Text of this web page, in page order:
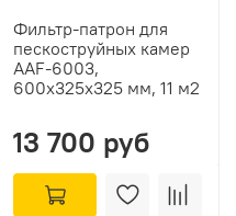
Фильтр-патрон для
пескоструйных камер
AAF-6003,
600х325х325 мм, 11 м2
13 700 руб